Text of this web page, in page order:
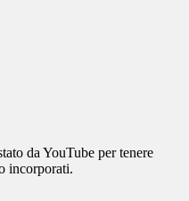
da YouTube per tenere
incorporati.